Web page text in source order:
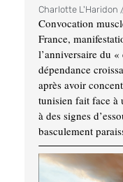
Charlotte L'Haridon
Convocation
France,
l’anniversaire du
dépendance
après avoir
tunisien fait face à
à des signes
basculement